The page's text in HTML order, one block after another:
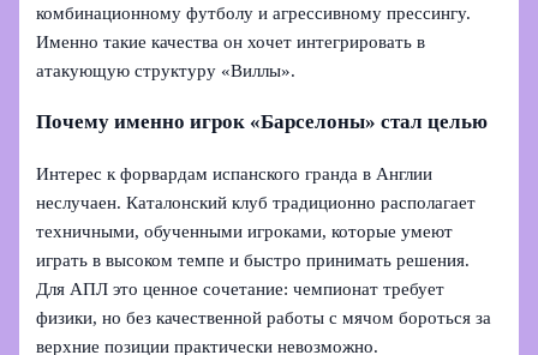
комбинационному футболу и агрессивному прессингу.
Именно такие качества он хочет интегрировать в
атакующую структуру «Виллы».
Почему именно игрок «Барселоны» стал целью
Интерес к форвардам испанского гранда в Англии
неслучаен. Каталонский клуб традиционно располагает
техничными, обученными игроками, которые умеют
играть в высоком темпе и быстро принимать решения.
Для АПЛ это ценное сочетание: чемпионат требует
физики, но без качественной работы с мячом бороться за
верхние позиции практически невозможно.